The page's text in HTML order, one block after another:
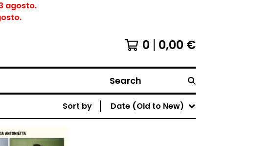
agosto.
0 0,00 €
Search
Sort by Date (Old to New)